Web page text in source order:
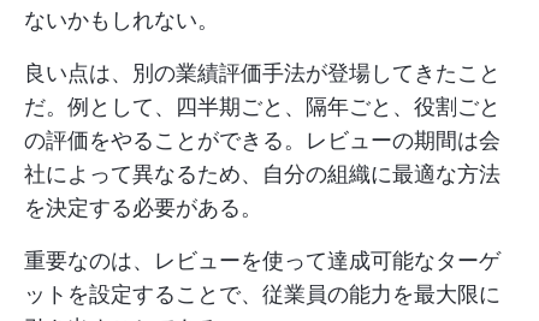
ないかもしれない。
良い点は、別の業績評価手法が登場してきたこと
だ。例として、四半期ごと、隔年ごと、役割ごと
の評価をやることができる。レビューの期間は会
社によって異なるため、自分の組織に最適な方法
を決定する必要がある。
重要なのは、レビューを使って達成可能なターゲ
ットを設定することで、従業員の能力を最大限に